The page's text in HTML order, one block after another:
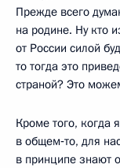
Прежде всего
на родине. Ну кто
от России силой
то тогда это
страной? Это
Кроме того, когда
в общем‑то, для
в принципе знают